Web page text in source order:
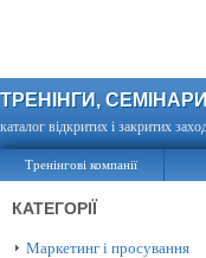
ТРЕНІНГИ,
каталог відкритих і закритих
Тренінгові компанії
КАТЕГОРІЇ
Маркетинг і просування